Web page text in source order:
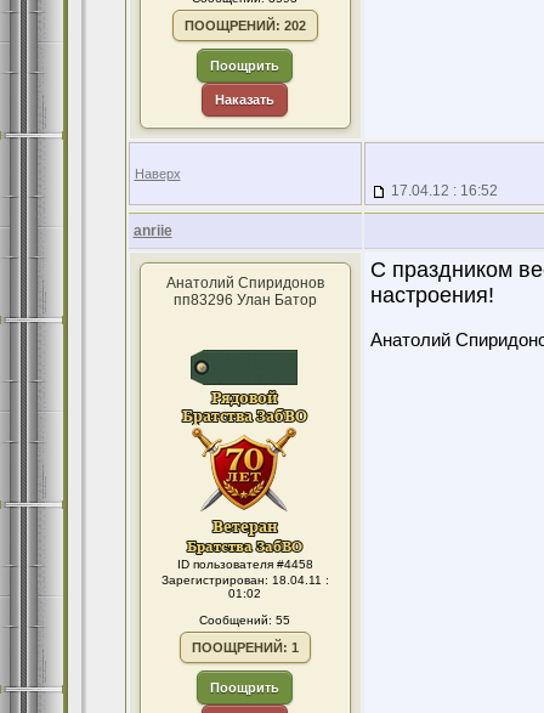
ПООЩРЕНИЙ: 202
Поощрить
Наказать
Наверх
17.04.12 : 16:52
anriie
Анатолий Спиридонов
пп83296 Улан Батор
ID пользователя #4458
Зарегистрирован: 18.04.11 :
01:02
Сообщений: 55
ПООЩРЕНИЙ: 1
Поощрить
С праздником
настроения!
Анатолий